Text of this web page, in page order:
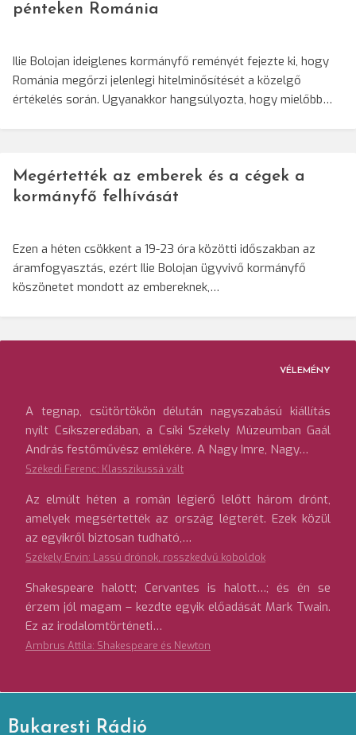
pénteken Románia
Ilie Bolojan ideiglenes kormányfő reményét fejezte ki, hogy
Románia megőrzi jelenlegi hitelminősítését a közelgő
értékelés során. Ugyanakkor hangsúlyozta, hogy mielőbb…
Megértették az emberek és a cégek a
kormányfő felhívását
Ezen a héten csökkent a 19-23 óra közötti időszakban az
áramfogyasztás, ezért Ilie Bolojan ügyvivő kormányfő
köszönetet mondott az embereknek,…
VÉLEMÉNY
A tegnap, csütörtökön délután nagyszabású kiállítás
nyílt Csíkszeredában, a Csíki Székely Múzeumban Gaál
András festőművész emlékére. A Nagy Imre, Nagy…
Székedi Ferenc: Klasszikussá vált
Az elmúlt héten a román légierő lelőtt három drónt,
amelyek megsértették az ország légterét. Ezek közül
az egyikről biztosan tudható,…
Székely Ervin: Lassú drónok, rosszkedvű koboldok
Shakespeare halott; Cervantes is halott…; és én se
érzem jól magam – kezdte egyik előadását Mark Twain.
Ez az irodalomtörténeti…
Ambrus Attila: Shakespeare és Newton
Bukaresti Rádió